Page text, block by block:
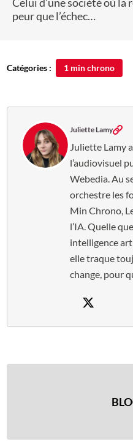
peur que l’échec…
Catégories : 1 min chrono
Juliette Lamy
Juliette Lamy
l’audiovisuel
Webedia. Au
orchestre les
Min Chrono,
l’IA. Quelle
intelligence
elle traque
change, pour